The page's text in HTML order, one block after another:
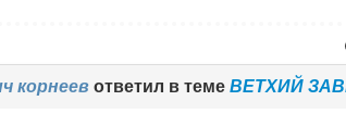
корнеевответил в темеВЕТХИЙ